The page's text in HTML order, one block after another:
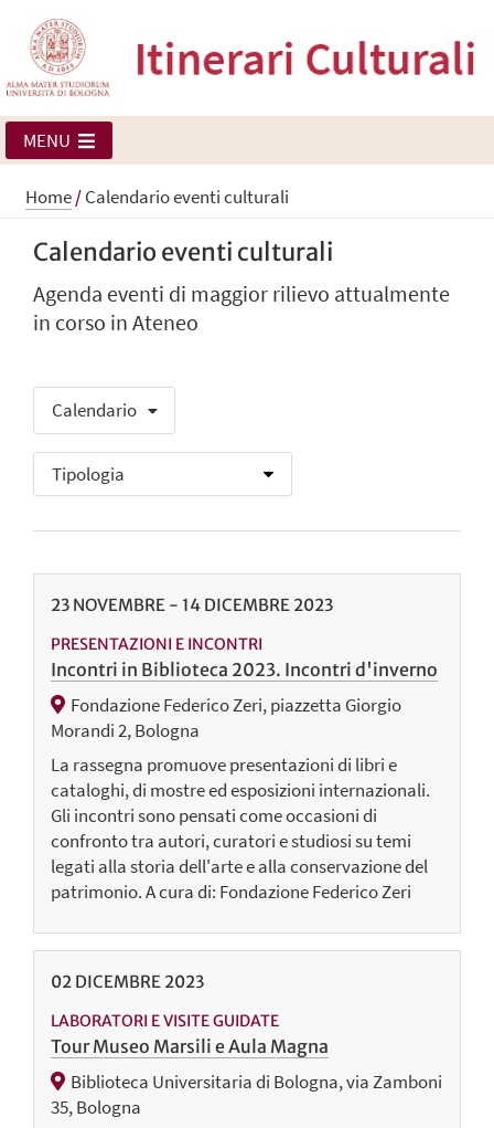
MENU
Home/Calendario eventi culturali
Calendario eventi culturali
Agenda eventi di maggior rilievo attualmente
in corso in Ateneo
Calendario
23 NOVEMBRE - 14 DICEMBRE 2023
PRESENTAZIONI E INCONTRI
Incontri in Biblioteca 2023. Incontri d'inverno
Fondazione Federico Zeri, piazzetta Giorgio
Morandi 2, Bologna
La rassegna promuove presentazioni di libri e
cataloghi, di mostre ed esposizioni internazionali.
Gli incontri sono pensati come occasioni di
confronto tra autori, curatori e studiosi su temi
legati alla storia dell'arte e alla conservazione del
patrimonio. A cura di: Fondazione Federico Zeri
02 DICEMBRE 2023
LABORATORI E VISITE GUIDATE
Tour Museo Marsili e Aula Magna
Biblioteca Universitaria di Bologna, via Zamboni
35, Bologna